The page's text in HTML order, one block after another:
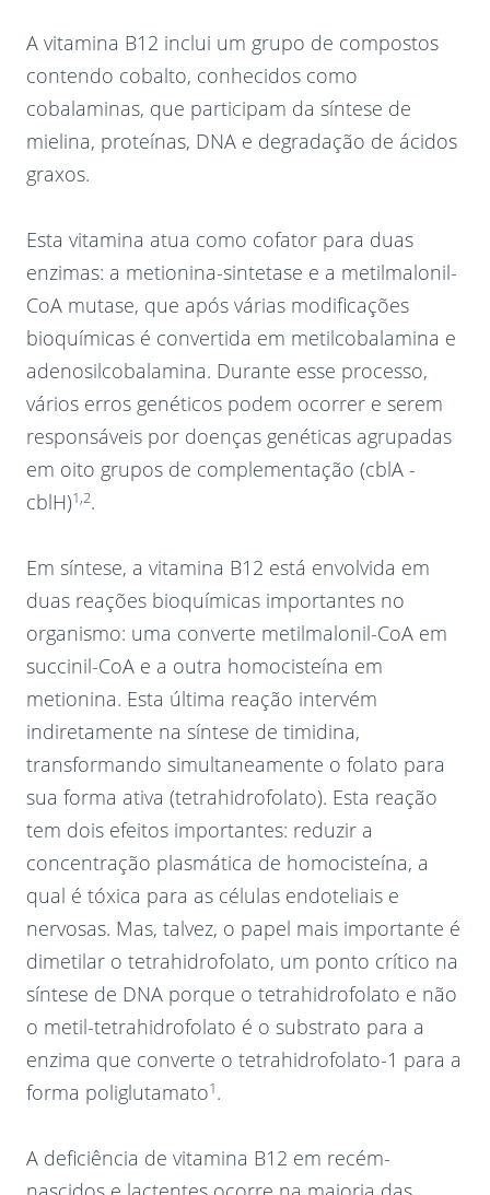
A vitamina B12 inclui um grupo de compostos
contendo cobalto, conhecidos como
cobalaminas, que participam da síntese de
mielina, proteínas, DNA e degradação de ácidos
graxos.
Esta vitamina atua como cofator para duas
enzimas: a metionina-sintetase e a metilmalonil-
CoA mutase, que após várias modificações
bioquímicas é convertida em metilcobalamina e
adenosilcobalamina. Durante esse processo,
vários erros genéticos podem ocorrer e serem
responsáveis por doenças genéticas agrupadas
em oito grupos de complementação (cblA -
cblH)1,2.
Em síntese, a vitamina B12 está envolvida em
duas reações bioquímicas importantes no
organismo: uma converte metilmalonil-CoA em
succinil-CoA e a outra homocisteína em
metionina. Esta última reação intervém
indiretamente na síntese de timidina,
transformando simultaneamente o folato para
sua forma ativa (tetrahidrofolato). Esta reação
tem dois efeitos importantes: reduzir a
concentração plasmática de homocisteína, a
qual é tóxica para as células endoteliais e
nervosas. Mas, talvez, o papel mais importante é
dimetilar o tetrahidrofolato, um ponto crítico na
síntese de DNA porque o tetrahidrofolato e não
o metil-tetrahidrofolato é o substrato para a
enzima que converte o tetrahidrofolato-1 para a
forma poliglutamato1.
A deficiência de vitamina B12 em recém-